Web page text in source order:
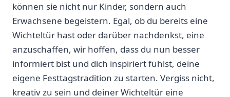
können sie nicht nur Kinder, sondern auch
Erwachsene begeistern. Egal, ob du bereits eine
Wichteltür hast oder darüber ‌nachdenkst, ⁢eine‍
anzuschaffen, wir hoffen, dass ‍du nun besser
informiert bist‍ und dich‌ inspiriert⁢ fühlst, deine
‌eigene Festtagstradition zu starten. Vergiss nicht,
kreativ zu sein und deiner Wichteltür eine